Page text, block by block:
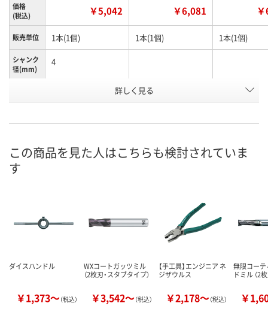
価格
(税込)
￥5,042 ￥6,081
販売単位 1本(1個) 1本(1個) 1本(1個)
シャンク
径(mm)
4
・被削材・炭素鋼、合
金鋼、ステンレス鋼、
55HRC)。
被削材：炭素鋼、合金
鋼、ステンレス鋼、調
52HRC)。
被削材：炭素
鋼、ステンレ
55HRC)。
お申込番
号
K403569 K404583 K401755
詳しく見る
この商品を見た人はこちらも検討されていま
す
ダイスハンドル
￥1,373～（税込）
WXコートガッツミル
（2枚刃・スタブタイプ）
￥3,542～（税込）
【手工具】エンジニア ネ
ジザウルス
￥2,178～（税込）
無限コー
ドミル （2枚
￥